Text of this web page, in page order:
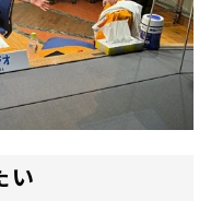
い